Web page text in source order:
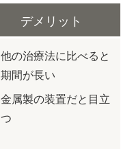
デメリット
他の治療法に比べると
期間が長い
金属製の装置だと目立
つ